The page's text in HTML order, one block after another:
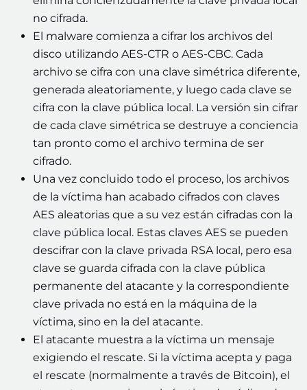
no cifrada.
El malware comienza a cifrar los archivos del
disco utilizando AES-CTR o AES-CBC. Cada
archivo se cifra con una clave simétrica diferente,
generada aleatoriamente, y luego cada clave se
cifra con la clave pública local. La versión sin cifrar
de cada clave simétrica se destruye a conciencia
tan pronto como el archivo termina de ser
cifrado.
Una vez concluido todo el proceso, los archivos
de la víctima han acabado cifrados con claves
AES aleatorias que a su vez están cifradas con la
clave pública local. Estas claves AES se pueden
descifrar con la clave privada RSA local, pero esa
clave se guarda cifrada con la clave pública
permanente del atacante y la correspondiente
clave privada no está en la máquina de la
víctima, sino en la del atacante.
El atacante muestra a la víctima un mensaje
exigiendo el rescate. Si la víctima acepta y paga
el rescate (normalmente a través de Bitcoin), el